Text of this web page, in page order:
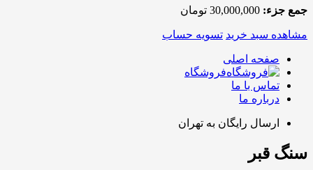
جمع جزء: 30,000,000 تومان
مشاهده سبد خرید تسویه حساب
صفحه اصلی
فروشگاه
تماس با ما
درباره ما
ارسال رایگان به تهران
سنگ قبر